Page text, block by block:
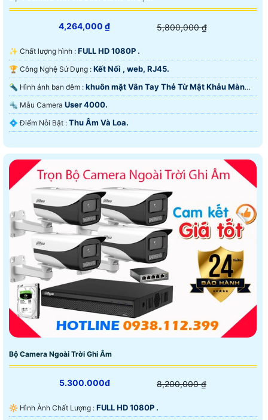
Camera Dahua HFW1200DP S5
Độ phân giải 2Megapixel Tầm xa hồng ngoại 80m chuẩn kháng
✉ Trên đây là những camera nên sử dụng của thương
hiệu Dahua mỗi sản phẩm có những chức năng công
nghệ đặt trưng cho từng dự án sa cho phù hợp tiết
kiệm nhất. với camera thu âm nên sử dụng những công
trình văn phòng, gia đình, với camera hồng ngoại xa và
full color phù hợp hơn cho nhà xưởng kho hàng, ngoài
trời với tiêu chuẩn Ip67.
4,264,000 ₫ 5,800,000 ₫
✨ Chất lượng hình : FULL HD 1080P .
🏆 Công Nghệ Sử Dụng : Kết Nối , web, RJ45.
🔦 Hình ảnh ban đêm : khuôn mặt Vân Tay Thẻ Từ Mật Khảu Màn
Hình 7 inch.
🔩 Mẫu Camera User 4000.
️💠 Điểm Nỗi Bật : Thu Âm Và Loa.
Bộ Camera Ngoài Trời Ghi Âm
5.300.000đ 8,200,000 ₫
🔆 Hình Ành Chất Lượng : FULL HD 1080P .